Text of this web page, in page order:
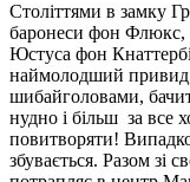
Століттями в замку
баронеси фон Флюкс,
Юстуса фон
наймолодший
шибайголовами,
нудно і більш за все
повитворяти!
збувається. Разом зі